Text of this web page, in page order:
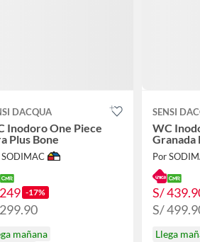
DACQUA
Inodoro One Piece
Plus Bone
SODIMAC
-17%
mañana
SENSI
WC
Granada
Por
S/
S/
Llega